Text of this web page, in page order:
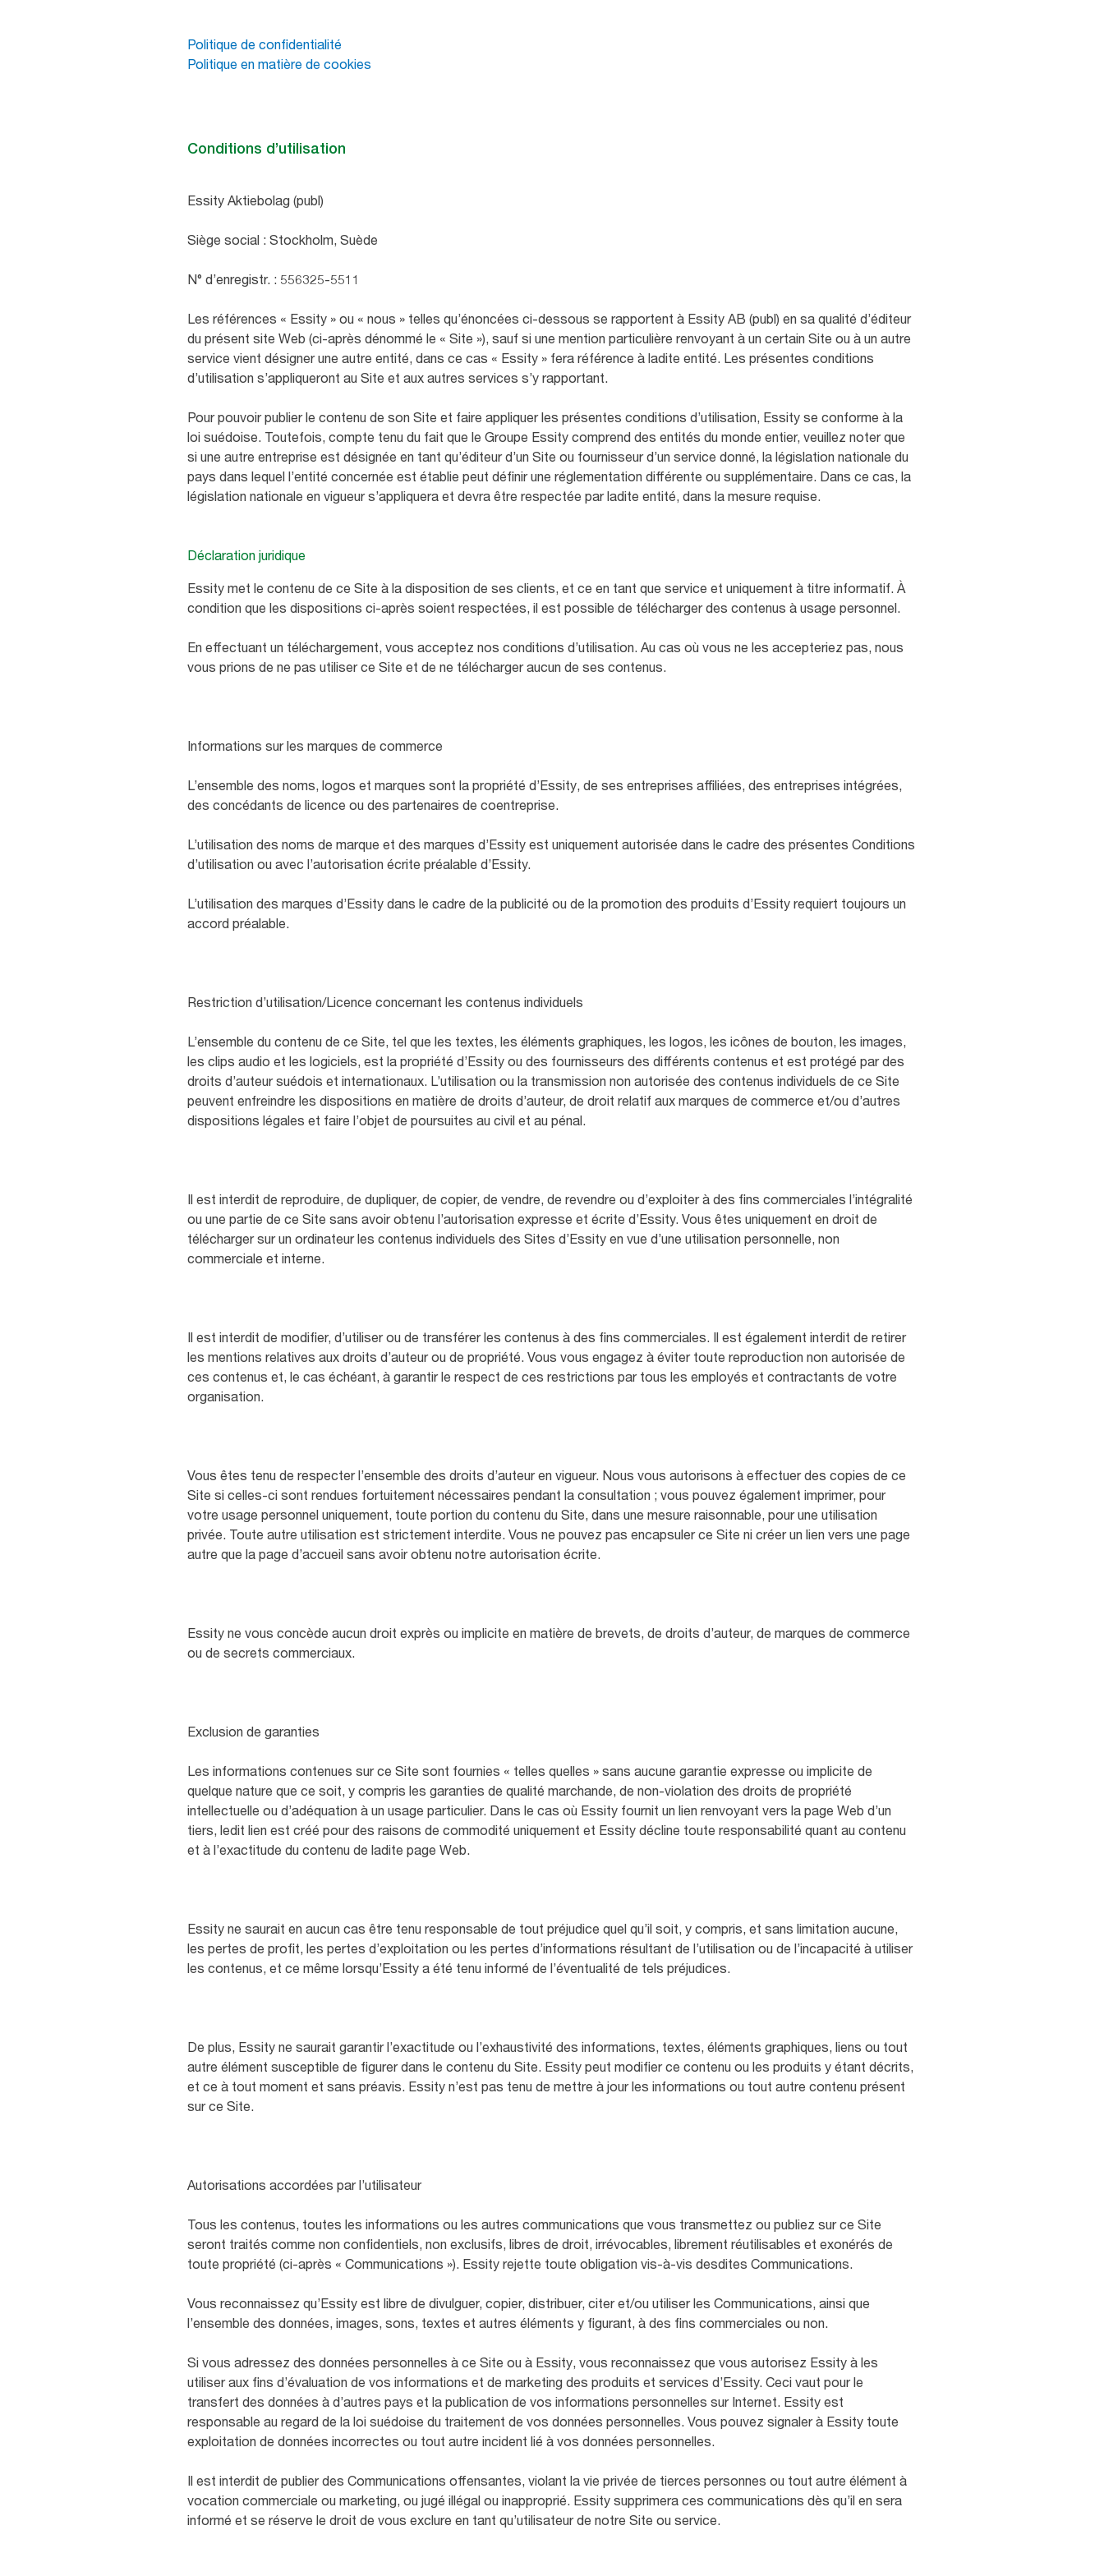
Politique de confidentialité
Politique en matière de cookies
Conditions d’utilisation
Essity Aktiebolag (publ)
Siège social : Stockholm, Suède
N° d’enregistr. : 556325-5511
Les références « Essity » ou « nous » telles qu’énoncées ci-dessous se rapportent à Essity AB (publ) en sa qualité d’éditeur
du présent site Web (ci-après dénommé le « Site »), sauf si une mention particulière renvoyant à un certain Site ou à un autre
service vient désigner une autre entité, dans ce cas « Essity » fera référence à ladite entité. Les présentes conditions
d’utilisation s’appliqueront au Site et aux autres services s’y rapportant.
Pour pouvoir publier le contenu de son Site et faire appliquer les présentes conditions d’utilisation, Essity se conforme à la
loi suédoise. Toutefois, compte tenu du fait que le Groupe Essity comprend des entités du monde entier, veuillez noter que
si une autre entreprise est désignée en tant qu’éditeur d’un Site ou fournisseur d’un service donné, la législation nationale du
pays dans lequel l’entité concernée est établie peut définir une réglementation différente ou supplémentaire. Dans ce cas, la
législation nationale en vigueur s’appliquera et devra être respectée par ladite entité, dans la mesure requise.
Déclaration juridique
Essity met le contenu de ce Site à la disposition de ses clients, et ce en tant que service et uniquement à titre informatif. À
condition que les dispositions ci-après soient respectées, il est possible de télécharger des contenus à usage personnel.
En effectuant un téléchargement, vous acceptez nos conditions d’utilisation. Au cas où vous ne les accepteriez pas, nous
vous prions de ne pas utiliser ce Site et de ne télécharger aucun de ses contenus.
Informations sur les marques de commerce
L’ensemble des noms, logos et marques sont la propriété d’Essity, de ses entreprises affiliées, des entreprises intégrées,
des concédants de licence ou des partenaires de coentreprise.
L’utilisation des noms de marque et des marques d’Essity est uniquement autorisée dans le cadre des présentes Conditions
d’utilisation ou avec l’autorisation écrite préalable d’Essity.
L’utilisation des marques d’Essity dans le cadre de la publicité ou de la promotion des produits d’Essity requiert toujours un
accord préalable.
Restriction d’utilisation/Licence concernant les contenus individuels
L’ensemble du contenu de ce Site, tel que les textes, les éléments graphiques, les logos, les icônes de bouton, les images,
les clips audio et les logiciels, est la propriété d’Essity ou des fournisseurs des différents contenus et est protégé par des
droits d’auteur suédois et internationaux. L’utilisation ou la transmission non autorisée des contenus individuels de ce Site
peuvent enfreindre les dispositions en matière de droits d’auteur, de droit relatif aux marques de commerce et/ou d’autres
dispositions légales et faire l’objet de poursuites au civil et au pénal.
Il est interdit de reproduire, de dupliquer, de copier, de vendre, de revendre ou d’exploiter à des fins commerciales l’intégralité
ou une partie de ce Site sans avoir obtenu l’autorisation expresse et écrite d’Essity. Vous êtes uniquement en droit de
télécharger sur un ordinateur les contenus individuels des Sites d’Essity en vue d’une utilisation personnelle, non
commerciale et interne.
Il est interdit de modifier, d’utiliser ou de transférer les contenus à des fins commerciales. Il est également interdit de retirer
les mentions relatives aux droits d’auteur ou de propriété. Vous vous engagez à éviter toute reproduction non autorisée de
ces contenus et, le cas échéant, à garantir le respect de ces restrictions par tous les employés et contractants de votre
organisation.
Vous êtes tenu de respecter l’ensemble des droits d’auteur en vigueur. Nous vous autorisons à effectuer des copies de ce
Site si celles-ci sont rendues fortuitement nécessaires pendant la consultation ; vous pouvez également imprimer, pour
votre usage personnel uniquement, toute portion du contenu du Site, dans une mesure raisonnable, pour une utilisation
privée. Toute autre utilisation est strictement interdite. Vous ne pouvez pas encapsuler ce Site ni créer un lien vers une page
autre que la page d’accueil sans avoir obtenu notre autorisation écrite.
Essity ne vous concède aucun droit exprès ou implicite en matière de brevets, de droits d’auteur, de marques de commerce
ou de secrets commerciaux.
Exclusion de garanties
Les informations contenues sur ce Site sont fournies « telles quelles » sans aucune garantie expresse ou implicite de
quelque nature que ce soit, y compris les garanties de qualité marchande, de non-violation des droits de propriété
intellectuelle ou d’adéquation à un usage particulier. Dans le cas où Essity fournit un lien renvoyant vers la page Web d’un
tiers, ledit lien est créé pour des raisons de commodité uniquement et Essity décline toute responsabilité quant au contenu
et à l’exactitude du contenu de ladite page Web.
Essity ne saurait en aucun cas être tenu responsable de tout préjudice quel qu’il soit, y compris, et sans limitation aucune,
les pertes de profit, les pertes d’exploitation ou les pertes d’informations résultant de l’utilisation ou de l’incapacité à utiliser
les contenus, et ce même lorsqu’Essity a été tenu informé de l’éventualité de tels préjudices.
De plus, Essity ne saurait garantir l’exactitude ou l’exhaustivité des informations, textes, éléments graphiques, liens ou tout
autre élément susceptible de figurer dans le contenu du Site. Essity peut modifier ce contenu ou les produits y étant décrits,
et ce à tout moment et sans préavis. Essity n’est pas tenu de mettre à jour les informations ou tout autre contenu présent
sur ce Site.
Autorisations accordées par l’utilisateur
Tous les contenus, toutes les informations ou les autres communications que vous transmettez ou publiez sur ce Site
seront traités comme non confidentiels, non exclusifs, libres de droit, irrévocables, librement réutilisables et exonérés de
toute propriété (ci-après « Communications »). Essity rejette toute obligation vis-à-vis desdites Communications.
Vous reconnaissez qu’Essity est libre de divulguer, copier, distribuer, citer et/ou utiliser les Communications, ainsi que
l’ensemble des données, images, sons, textes et autres éléments y figurant, à des fins commerciales ou non.
Si vous adressez des données personnelles à ce Site ou à Essity, vous reconnaissez que vous autorisez Essity à les
utiliser aux fins d’évaluation de vos informations et de marketing des produits et services d’Essity. Ceci vaut pour le
transfert des données à d’autres pays et la publication de vos informations personnelles sur Internet. Essity est
responsable au regard de la loi suédoise du traitement de vos données personnelles. Vous pouvez signaler à Essity toute
exploitation de données incorrectes ou tout autre incident lié à vos données personnelles.
Il est interdit de publier des Communications offensantes, violant la vie privée de tierces personnes ou tout autre élément à
vocation commerciale ou marketing, ou jugé illégal ou inapproprié. Essity supprimera ces communications dès qu’il en sera
informé et se réserve le droit de vous exclure en tant qu’utilisateur de notre Site ou service.